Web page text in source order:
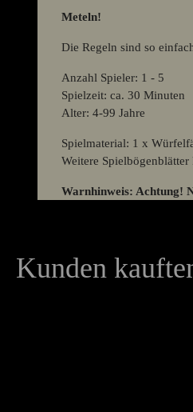
Meteln!
Die Regeln sind so
Anzahl Spieler: 1 - 5
Spielzeit: ca. 30 Minuten
Alter: 4-99 Jahre
Spielmaterial: 1 x
Weitere Spielbögenblätter
Warnhinweis: Achtung!
Kunden